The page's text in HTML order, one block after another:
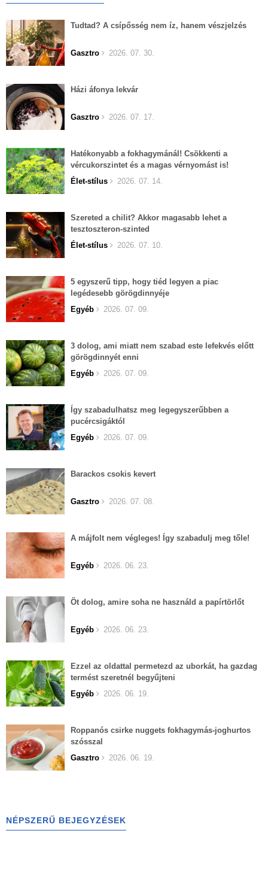
Tudtad? A csípősség nem íz, hanem vészjelzés
Gasztro 2026. 07. 30.
Házi áfonya lekvár
Gasztro 2026. 07. 17.
Hatékonyabb a fokhagymánál! Csökkenti a
vércukorszintet és a magas vérnyomást is!
Élet-stílus
2026. 07. 14.
Szereted a chilit? Akkor magasabb lehet a
tesztoszteron-szinted
Élet-stílus
2026. 07. 10.
5 egyszerű tipp, hogy tiéd legyen a piac
legédesebb görögdinnyéje
Egyéb
2026. 07. 09.
3 dolog, ami miatt nem szabad este lefekvés előtt
görögdinnyét enni
Egyéb
2026. 07. 09.
Így szabadulhatsz meg legegyszerűbben a
pucércsigáktól
Egyéb
2026. 07. 09.
Barackos csokis kevert
Gasztro 2026. 07. 08.
A májfolt nem végleges! Így szabadulj meg tőle!
Egyéb 2026. 06. 23.
Öt dolog, amire soha ne használd a papírtörlőt
Egyéb 2026. 06. 23.
Ezzel az oldattal permetezd az uborkát, ha gazdag
termést szeretnél begyűjteni
Egyéb
2026. 06. 19.
Roppanós csirke nuggets fokhagymás-joghurtos
szósszal
Gasztro
2026. 06. 19.
NÉPSZERŰ BEJEGYZÉSEK